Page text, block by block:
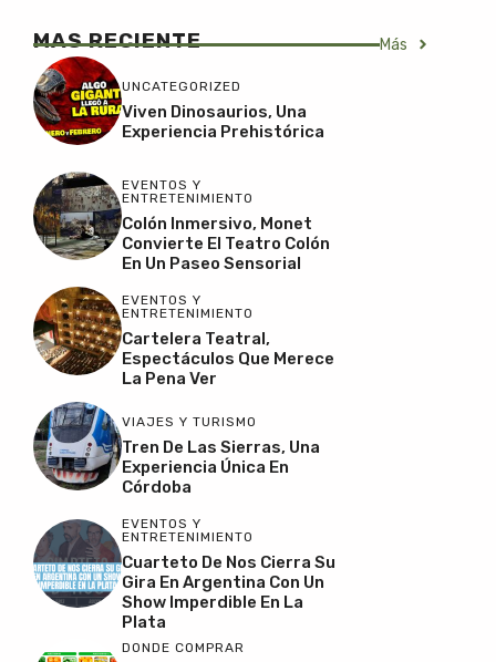
MAS RECIENTE Más
UNCATEGORIZED
Viven Dinosaurios, Una
Experiencia Prehistórica
EVENTOS Y
ENTRETENIMIENTO
Colón Inmersivo, Monet
Convierte El Teatro Colón
En Un Paseo Sensorial
EVENTOS Y
ENTRETENIMIENTO
Cartelera Teatral,
Espectáculos Que Merece
La Pena Ver
VIAJES Y TURISMO
Tren De Las Sierras, Una
Experiencia Única En
Córdoba
EVENTOS Y
ENTRETENIMIENTO
Cuarteto De Nos Cierra Su
Gira En Argentina Con Un
Show Imperdible En La
Plata
DONDE COMPRAR